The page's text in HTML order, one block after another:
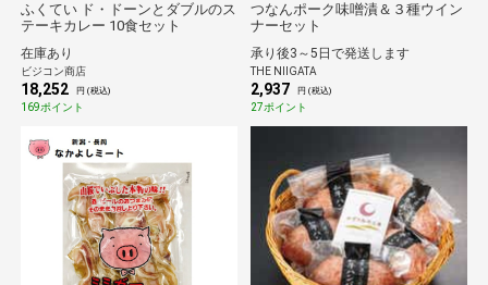
ふくてい ド・ドーンとダブルのス
テーキカレー 10食セット
在庫あり
ビジコン商店
18,252 円 (税込)
169ポイント
つなんポーク味噌漬＆３種ウイン
ナーセット
承り後3～5日で発送します
THE NIIGATA
2,937 円 (税込)
27ポイント